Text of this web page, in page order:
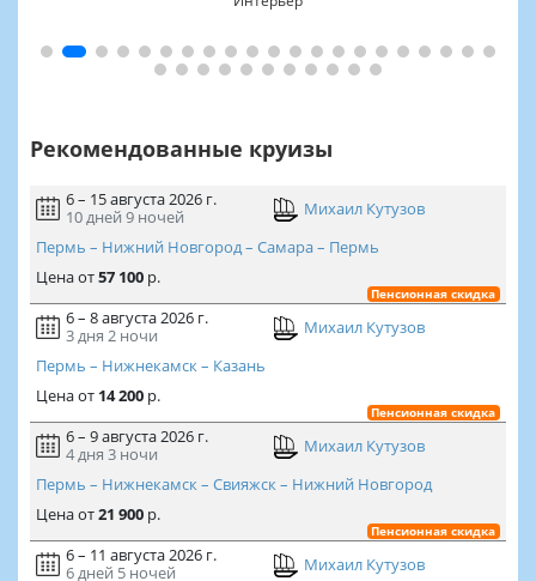
Рекомендованные круизы
6 – 15 августа 2026 г.
10 дней 9 ночей
Михаил Кутузов
Пермь – Нижний Новгород – Самара – Пермь
Ценаот57 100р.
Пенсионная скидка
6 – 8 августа 2026 г.
3 дня 2 ночи
Михаил Кутузов
Пермь – Нижнекамск – Казань
Ценаот 14 200р.
Пенсионная скидка
6 – 9 августа 2026 г.
4 дня 3 ночи
Михаил Кутузов
Пермь – Нижнекамск – Свияжск – Нижний Новгород
Ценаот21 900р.
Пенсионная скидка
6 – 11 августа 2026 г.
6 дней 5 ночей
Михаил Кутузов